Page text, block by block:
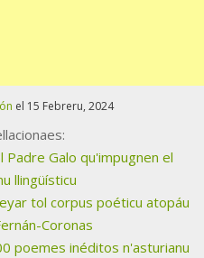
el 15 Febreru, 2024
Galo qu'impugnen el
llingüísticu
tol corpus poéticu atopáu
Coronas
poemes inéditos n'asturianu